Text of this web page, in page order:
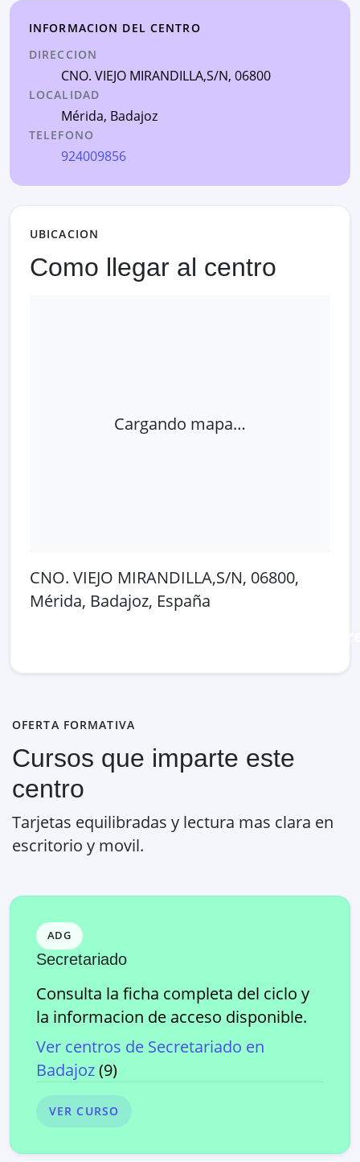
INFORMACION DEL CENTRO
DIRECCION
CNO. VIEJO MIRANDILLA,S/N, 06800
LOCALIDAD
Mérida, Badajoz
TELEFONO
924009856
UBICACION
Como llegar al centro
Cargando mapa…
CNO. VIEJO MIRANDILLA,S/N, 06800,
Mérida, Badajoz, España
OFERTA FORMATIVA
Cursos que imparte este
centro
Tarjetas equilibradas y lectura mas clara en
escritorio y movil.
ADG
Secretariado
Consulta la ficha completa del ciclo y
la informacion de acceso disponible.
Ver centros de Secretariado en
Badajoz(9)
VER CURSO